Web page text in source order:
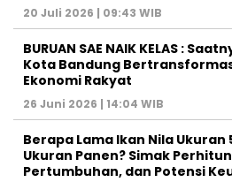
20 Juli 2026 | 09:43 WIB
BURUAN SAE NAIK KELAS :
Kota Bandung
Ekonomi Rakyat
26 Juni 2026 | 14:04 WIB
Berapa Lama Ikan Nila Ukuran
Ukuran Panen? Simak
Pertumbuhan, dan Potensi